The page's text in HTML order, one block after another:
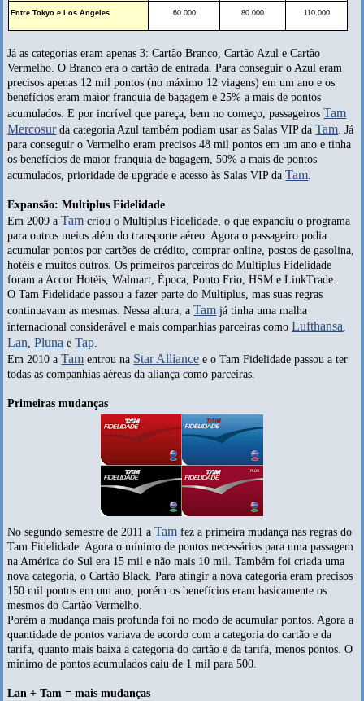
Entre Tokyo e Los Angeles 60.000 80.000 110.000
Já as categorias eram apenas 3: Cartão Branco, Cartão Azul e Cartão
Vermelho. O Branco era o cartão de entrada. Para conseguir o Azul eram
precisos apenas 12 mil pontos (no máximo 12 viagens) em um ano e os
benefícios eram maior franquia de bagagem e 25% a mais de pontos
acumulados. E por incrível que pareça, bem no começo, passageirosTam
Mercosurda categoria Azul também podiam usar as Salas VIP daTam . Já
para conseguir o Vermelho eram precisos 48 mil pontos em um ano e tinha
os benefícios de maior franquia de bagagem, 50% a mais de pontos
acumulados, prioridade de upgrade e acesso às Salas VIP daTam
Expansão: Multiplus Fidelidade
Em 2009 aTam criou o Multiplus Fidelidade, o que expandiu o programa
para outros meios além do transporte aéreo. Agora o passageiro podia
acumular pontos por cartões de crédito, comprar online, postos de gasolina,
hotéis e muitos outros. Os primeiros parceiros do Multiplus Fidelidade
foram a Accor Hotéis, Walmart, Época, Ponto Frio, HSM e LinkTrade.
O Tam Fidelidade passou a fazer parte do Multiplus, mas suas regras
continuavam as mesmas. Nessa altura, aTam já tinha uma malha
internacional considerável e mais companhias parceiras comoLufthansa
Lan ,Pluna eTap
Em 2010 aTam entrou na Star Alliance e o Tam Fidelidade passou a ter
todas as companhias aéreas da aliança como parceiras.
Primeiras mudanças
No segundo semestre de 2011 aTam fez a primeira mudança nas regras do
Tam Fidelidade. Agora o mínimo de pontos necessários para uma passagem
na América do Sul era 15 mil e não mais 10 mil. Também foi criada uma
nova categoria, o Cartão Black. Para atingir a nova categoria eram precisos
150 mil pontos em um ano, porém os benefícios eram basicamente os
mesmos do Cartão Vermelho.
Porém a mudança mais profunda foi no modo de acumular pontos. Agora a
quantidade de pontos variava de acordo com a categoria do cartão e da
tarifa, quanto mais baixa a categoria do cartão e da tarifa, menos pontos. O
mínimo de pontos acumulados caiu de 1 mil para 500.
Lan + Tam = mais mudanças